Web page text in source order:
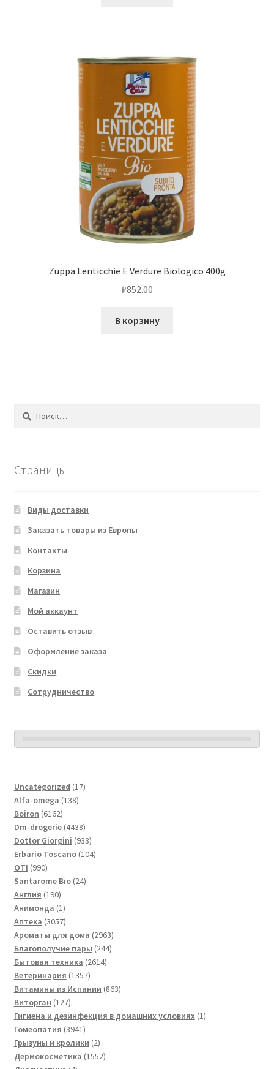
Zuppa Lenticchie E Verdure Biologico 400g
₽852.00
В корзину
Найти:
Страницы
Виды доставки
Заказать товары из Европы
Контакты
Корзина
Магазин
Мой аккаунт
Оставить отзыв
Оформление заказа
Скидки
Сотрудничество
Uncategorized 1717
Alfa-omega 138138
Boiron 61626162
товара
Dm-drogerie 44384438
товаров
Dottor Giorgini 933933
товара
Erbario Toscano 104104
OTI 990990
товаров
Santarome Bio 2424
Англия 190190
товаров
Анимонда 11
товар
Аптека 30573057
товаров
Ароматы для дома 29632963
товара
Благополучие пары 244244
Бытовая техника 26142614
Ветеринария 13571357
товаров
Витамины из Испании 863863
Виторган 127127
товаров
Гигиена и дезинфекция в домашних условиях 11
Гомеопатия 39413941
товар
Грызуны и кролики 22
товара
Дермокосметика 15521552